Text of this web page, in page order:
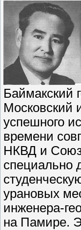
Баймакский
Московский
успешного
времени
НКВД и
специально
урановых
инженера-
на Памире.